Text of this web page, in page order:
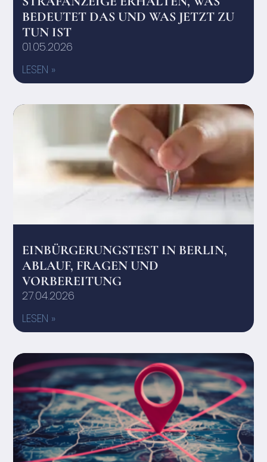
BEDEUTET DAS UND WAS JETZT ZU
TUN IST
01.05.2026
LESEN »
EINBÜRGERUNGSTEST IN BERLIN,
ABLAUF, FRAGEN UND
VORBEREITUNG
27.04.2026
LESEN »